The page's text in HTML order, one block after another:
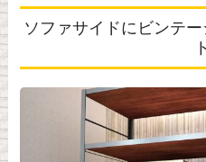
ソファサイドにビンテ
ト